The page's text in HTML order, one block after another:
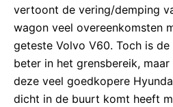
vertoont de vering/demping
wagon veel overeenkomsten
geteste Volvo V60. Toch is
beter in het grensbereik,
deze veel goedkopere
dicht in de buurt komt heeft